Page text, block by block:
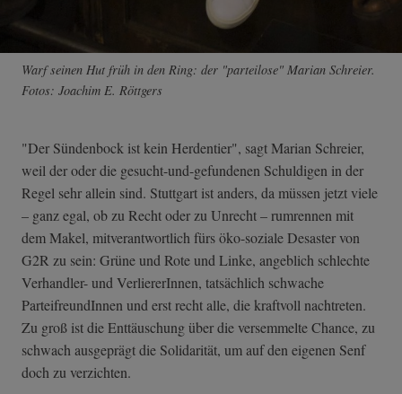
Warf seinen Hut früh in den Ring: der "parteilose" Marian Schreier.
Fotos: Joachim E. Röttgers
"Der Sündenbock ist kein Herdentier", sagt Marian Schreier,
weil der oder die gesucht-und-gefundenen Schuldigen in der
Regel sehr allein sind. Stuttgart ist anders, da müssen jetzt viele
– ganz egal, ob zu Recht oder zu Unrecht – rumrennen mit
dem Makel, mitverantwortlich fürs öko-soziale Desaster von
G2R zu sein: Grüne und Rote und Linke, angeblich schlechte
Verhandler- und VerliererInnen, tatsächlich schwache
ParteifreundInnen und erst recht alle, die kraftvoll nachtreten.
Zu groß ist die Enttäuschung über die versemmelte Chance, zu
schwach ausgeprägt die Solidarität, um auf den eigenen Senf
doch zu verzichten.